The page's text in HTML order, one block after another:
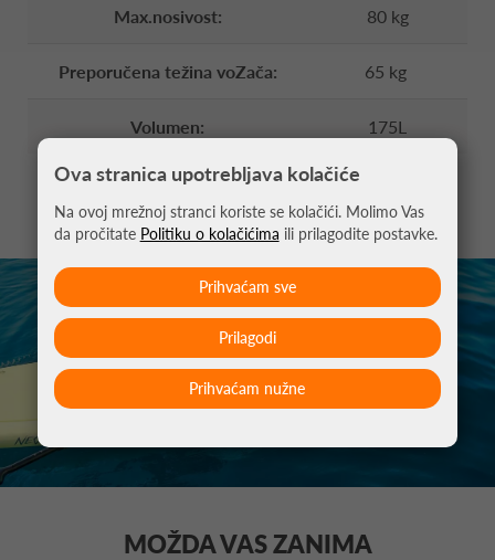
Max.nosivost: 80 kg
Preporučena težina voZača: 65 kg
Volumen: 175L
MOŽDA VAS ZANIMA
Ova stranica upotrebljava kolačiće
Na ovoj mrežnoj stranci koriste se kolačići. Molimo Vas
da pročitate Politiku o kolačićima ili prilagodite postavke.
Prihvaćam nužne
Prilagodi
Prihvaćam sve